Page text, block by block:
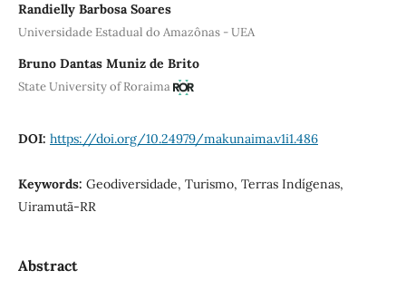
Randielly Barbosa Soares
Universidade Estadual do Amazônas - UEA
Bruno Dantas Muniz de Brito
State University of Roraima
DOI: https://doi.org/10.24979/makunaima.v1i1.486
Keywords: Geodiversidade, Turismo, Terras Indígenas,
Uiramutã-RR
Abstract